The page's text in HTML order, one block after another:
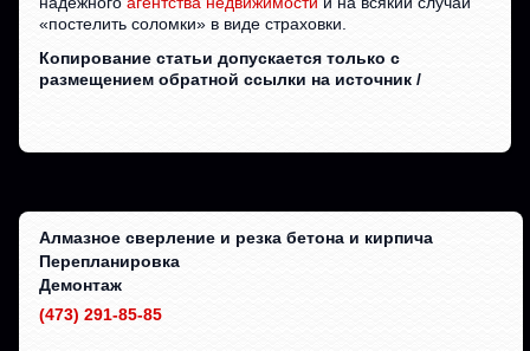
«постелить соломки» в виде страховки.
Копирование статьи допускается только с
размещением обратной ссылки на источник /
Алмазное сверление и резка бетона и кирпича
Перепланировка
Демонтаж
(473) 291-85-85